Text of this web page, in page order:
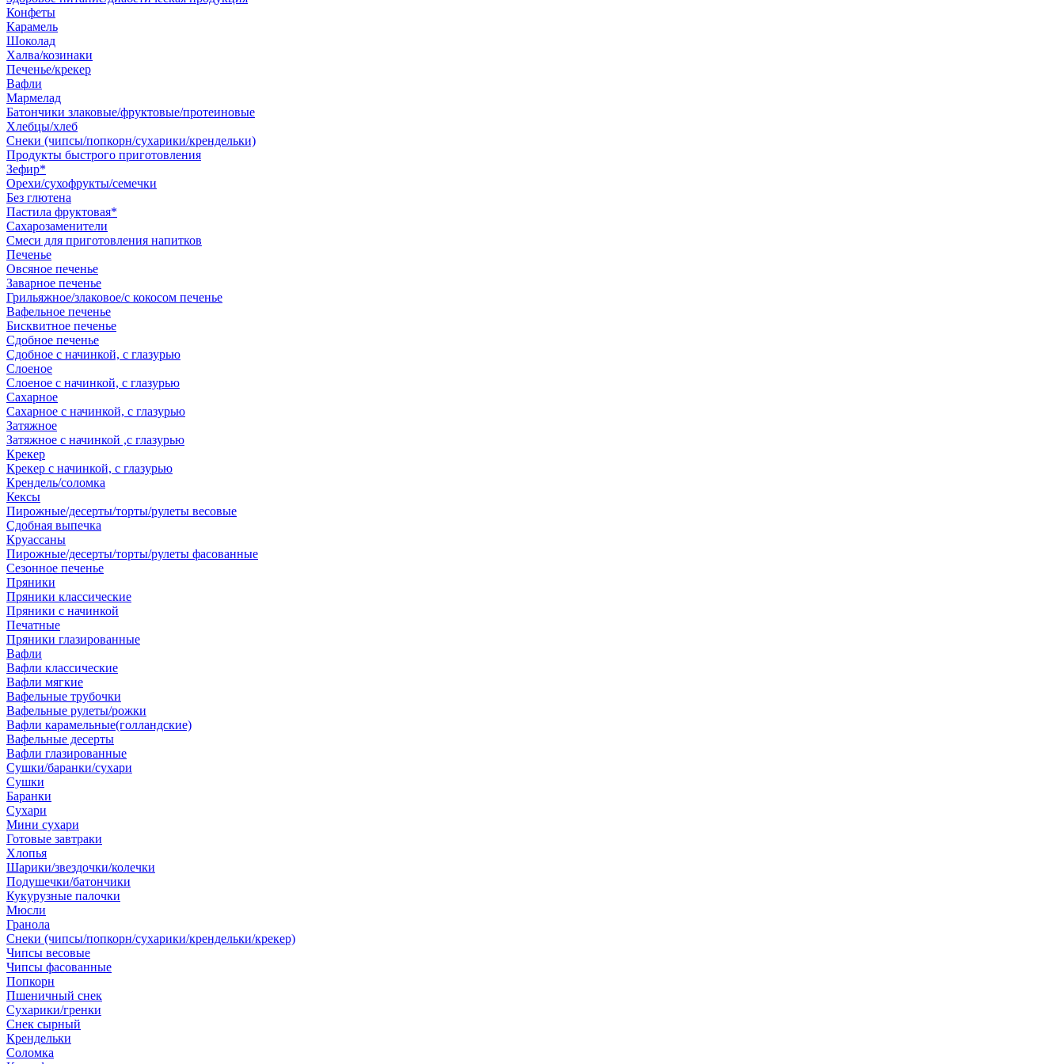
Конфеты
Карамель
Шоколад
Халва/козинаки
Печенье/крекер
Вафли
Мармелад
Батончики злаковые/фруктовые/протеиновые
Хлебцы/хлеб
Снеки (чипсы/попкорн/сухарики/крендельки)
Продукты быстрого приготовления
Зефир*
Орехи/сухофрукты/семечки
Без глютена
Пастила фруктовая*
Сахарозаменители
Смеси для приготовления напитков
Печенье
Овсяное печенье
Заварное печенье
Грильяжное/злаковое/с кокосом печенье
Вафельное печенье
Бисквитное печенье
Сдобное печенье
Сдобное с начинкой, с глазурью
Слоеное
Слоеное с начинкой, с глазурью
Сахарное
Сахарное с начинкой, с глазурью
Затяжное
Затяжное с начинкой ,с глазурью
Крекер
Крекер с начинкой, с глазурью
Крендель/соломка
Кексы
Пирожные/десерты/торты/рулеты весовые
Сдобная выпечка
Круассаны
Пирожные/десерты/торты/рулеты фасованные
Сезонное печенье
Пряники
Пряники классические
Пряники с начинкой
Печатные
Пряники глазированные
Вафли
Вафли классические
Вафли мягкие
Вафельные трубочки
Вафельные рулеты/рожки
Вафли карамельные(голландские)
Вафельные десерты
Вафли глазированные
Сушки/баранки/сухари
Сушки
Баранки
Сухари
Мини сухари
Готовые завтраки
Хлопья
Шарики/звездочки/колечки
Подушечки/батончики
Кукурузные палочки
Мюсли
Гранола
Снеки (чипсы/попкорн/сухарики/крендельки/крекер)
Чипсы весовые
Чипсы фасованные
Попкорн
Пшеничный снек
Сухарики/гренки
Снек сырный
Крендельки
Соломка